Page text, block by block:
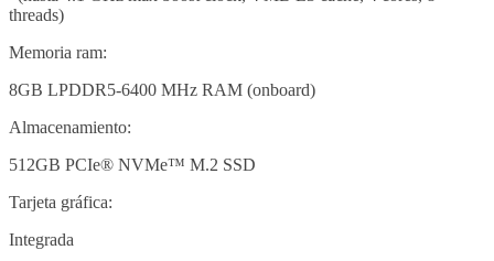
threads)
Memoria ram:
8GB LPDDR5-6400 MHz RAM (onboard)
Almacenamiento:
512GB PCIe® NVMe™ M.2 SSD
Tarjeta gráfica:
Integrada